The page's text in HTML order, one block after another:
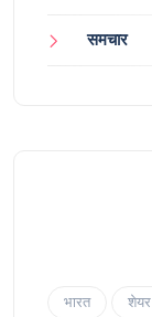
समचार
भारत शेयर